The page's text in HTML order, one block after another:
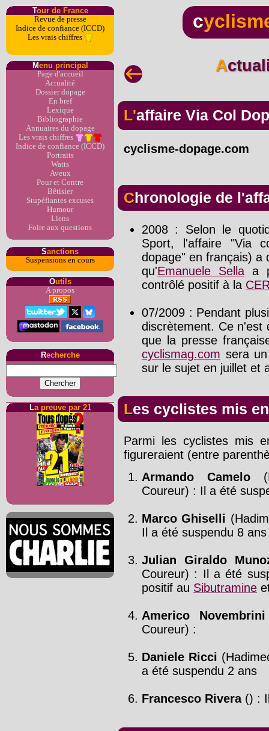
Tour de France
Revue de presse
Indice de confiance (ICCD)
Les vrais chiffres
Menu principal
Page d'accueil
Actualité
Dossier dopage
En bref
Lexique
Bibliographie
Annuaires du dopage
Les vrais chiffres
Indice de confiance (ICCD)
Portraits
Watts
Aveux
Pour et Contre
Bêtisier
Stupéfiantes excuses
Humour
Liens
Foire aux questions
Sanctions
Suspensions en cours
Outils
A propos
Recherche
La preuve par 21
c
L'affaire Via Col
cyclisme-dopage.com
Chronologie de
2008 : Selon le
Sport, l'affaire "Via
dopage" en français) a
qu'Emanuele Sella a
contrôlé positif à la
07/2009 : Pendant
discrètement. Ce n'est
que la presse
cyclismag.com sera
sur le sujet en juillet et
Les cyclistes mis
Parmi les cyclistes mis
figureraient (entre
Armando Camelo
Coureur) : Il a été
Marco Ghiselli
Il a été suspendu 8 ans
Julian Giraldo
Coureur) : Il a été
positif au Sibutramine
Americo Novembrini
Coureur) :
Daniele Ricci
a été suspendu 2 ans
Francesco Rivera() : Il